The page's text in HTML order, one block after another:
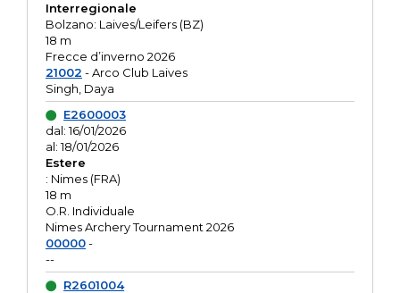
Interregionale
Bolzano: Laives/Leifers (BZ)
18 m
Frecce d’inverno 2026
21002 - Arco Club Laives
Singh, Daya
E2600003
dal: 16/01/2026
al: 18/01/2026
Estere
: Nimes (FRA)
18 m
O.R. Individuale
Nimes Archery Tournament 2026
00000-
--
R2601004